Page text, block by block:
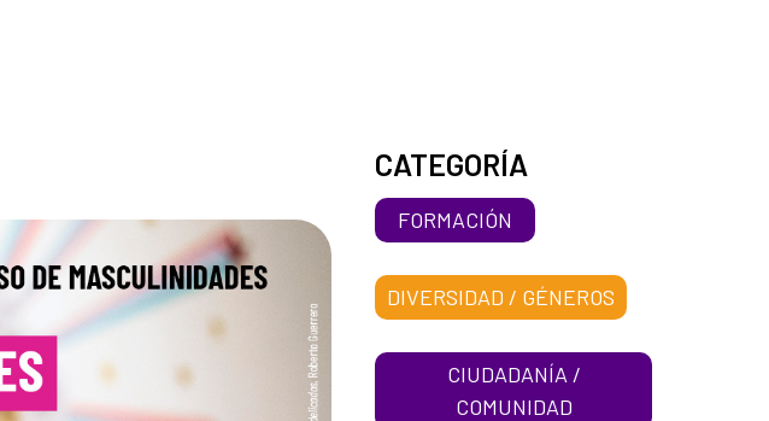
CATEGORÍA
FORMACIÓN
DIVERSIDAD / GÉNEROS
CIUDADANÍA /
COMUNIDAD